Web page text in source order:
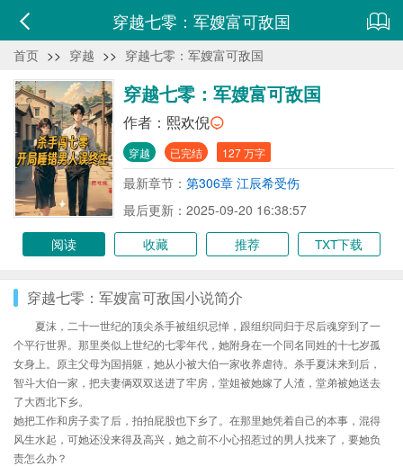
穿越七零：军嫂富可敌国
首页 >> 穿越 >> 穿越七零：军嫂富可敌国
穿越七零：军嫂富可敌国
作者： 熙欢倪
穿越 已完结 127 万字
最新章节： 第306章 江辰希受伤
最后更新：2025-09-20 16:38:57
阅读
收藏 推荐 TXT下载
穿越七零：军嫂富可敌国小说简介
夏沫，二十一世纪的顶尖杀手被组织忌惮，跟组织同归于尽后魂穿到了一
个平行世界。那里类似上世纪的七零年代，她附身在一个同名同姓的十七岁孤
女身上。原主父母为国捐躯，她从小被大伯一家收养虐待。杀手夏沫来到后，
智斗大伯一家，把夫妻俩双双送进了牢房，堂姐被她嫁了人渣，堂弟被她送去
了大西北下乡。
她把工作和房子卖了后，拍拍屁股也下乡了。在那里她凭着自己的本事，混得
风生水起，可她还没来得及高兴，她之前不小心招惹过的男人找来了，要她负
责怎么办？